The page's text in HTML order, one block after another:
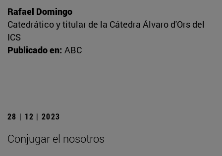
Rafael Domingo
Catedrático y titular de la Cátedra Álvaro d'Ors del
ICS
Publicado en: ABC
28 | 12 | 2023
Conjugar el nosotros